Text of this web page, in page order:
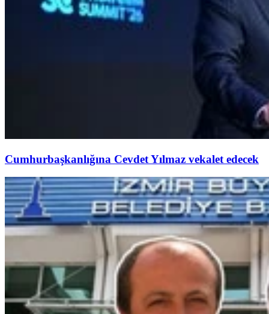
Cumhurbaşkanlığına Cevdet Yılmaz vekalet edecek